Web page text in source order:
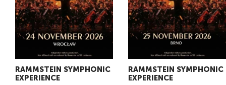
RAMMSTEIN SYMPHONIC
EXPERIENCE
RAMMSTEIN SYMPHONIC
EXPERIENCE